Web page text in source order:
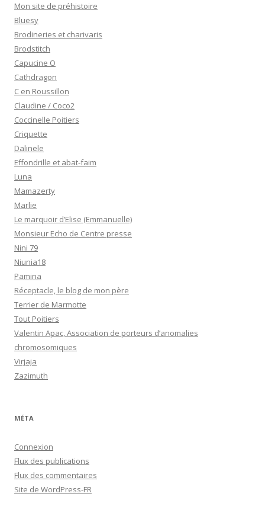
Mon site de préhistoire
Bluesy
Brodineries et charivaris
Brodstitch
Capucine O
Cathdragon
C en Roussillon
Claudine / Coco2
Coccinelle Poitiers
Criquette
Dalinele
Effondrille et abat-faim
Luna
Mamazerty
Marlie
Le marquoir d’Elise (Emmanuelle)
Monsieur Echo de Centre presse
Nini 79
Niunia18
Pamina
Réceptacle, le blog de mon père
Terrier de Marmotte
Tout Poitiers
Valentin Apac, Association de porteurs d’anomalies
chromosomiques
Virjaja
Zazimuth
MÉTA
Connexion
Flux des publications
Flux des commentaires
Site de WordPress-FR